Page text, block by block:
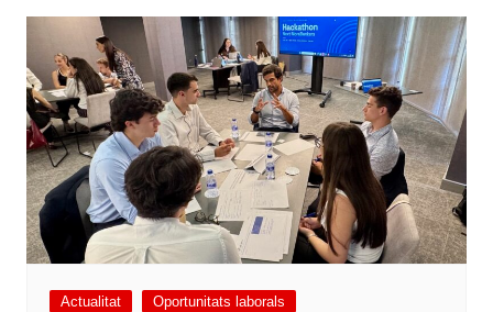
Actualitat Oportunitats laborals